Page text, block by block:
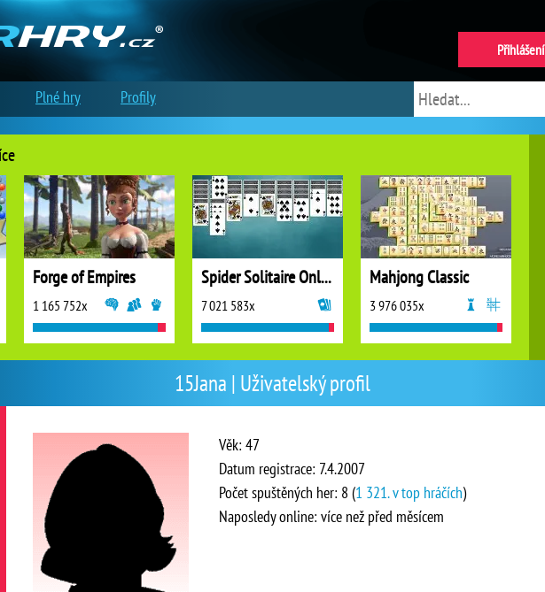
15Jana | Uživatelský profil
Věk: 47
Datum registrace: 7.4.2007
Počet spuštěných her: 8 (1 321. v top hráčích)
Naposledy online: více než před měsícem
Forge of Empires
1 165 752x
Spider Solitaire Online
7 021 583x
Mahjong Classic
3 976 035x
Přihlášení
Plné hry Profily